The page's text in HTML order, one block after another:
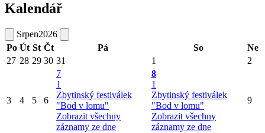
Kalendář
Srpen2026
Po Út St Čt Pá So
Ne
27 28 29 30 31 1 2
3 4 5 6
7
1
Zbytinský festiválek
"Bod v lomu"
Zobrazit všechny
záznamy ze dne
8
1
Zbytinský festiválek
"Bod v lomu"
Zobrazit všechny
záznamy ze dne
9